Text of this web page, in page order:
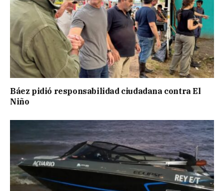
Báez pidió responsabilidad ciudadana contra El
Niño